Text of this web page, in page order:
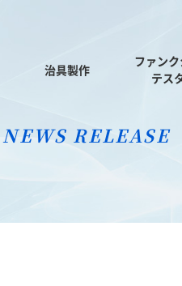
治具製作
ファン
テス
NEWS RELEASE